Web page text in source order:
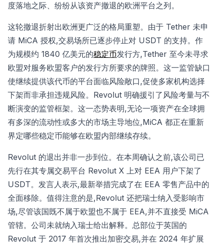
度落地之际、纷纷从该资产撤退的欧洲平台之列。
这轮撤退折射出欧洲更广泛的格局重塑。由于 Tether 未申
请 MiCA 授权,交易场所已逐步停止对 USDT 的支持。作
为规模约 1840 亿美元的稳定币发行方,Tether 至今未寻求
欧盟对服务欧盟客户的发行方所要求的牌照。这一监管缺口
使继续提供该代币的平台面临风险敞口,促使多家机构选择
下架而非承担违规风险。Revolut 明确援引了风险考量与不
断演变的监管框架。这一态势表明,无论一项资产在全球拥
有多深的流动性或多大的市场主导地位,MiCA 都正在重新
界定哪些稳定币能够在欧盟内部继续存续。
Revolut 的退出并非一步到位。在本周确认之前,该公司已
先行在其专属交易平台 Revolut X 上对 EEA 用户下架了
USDT。发言人表示,最新举措完成了在 EEA 零售产品中的
全面移除。值得注意的是,Revolut 还把瑞士纳入受影响市
场,尽管该国既不属于欧盟也不属于 EEA,并不直接受 MiCA
管辖。公司未就纳入瑞士给出解释。总部位于英国的
Revolut 于 2017 年首次推出加密交易,并在 2024 年扩展